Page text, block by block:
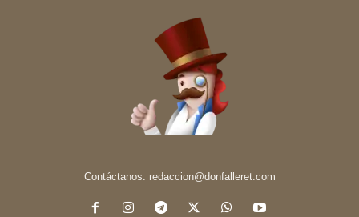
Contáctanos: redaccion@donfalleret.com